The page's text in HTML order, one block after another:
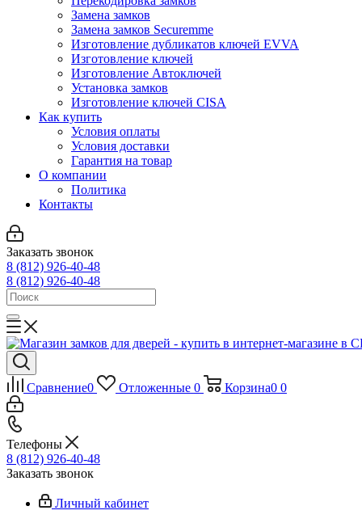
Замена замков
Замена замков Securemme
Изготовление дубликатов ключей EVVA
Изготовление ключей
Изготовление Автоключей
Установка замков
Изготовление ключей CISA
Как купить
Условия оплаты
Условия доставки
Гарантия на товар
О компании
Политика
Контакты
Заказать звонок
8 (812) 926-40-48
8 (812) 926-40-48
Сравнение0 Отложенные 0 Корзина0 0
Телефоны
8 (812) 926-40-48
Заказать звонок
Личный кабинет